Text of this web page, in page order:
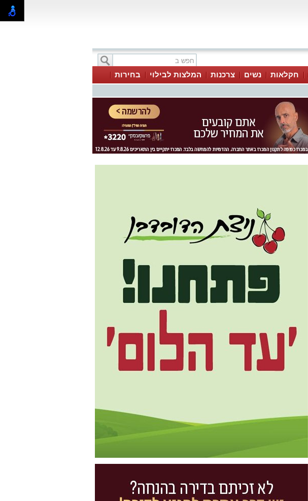
חקלאות נשים צרכנות המלצות לבילוי
בחירות